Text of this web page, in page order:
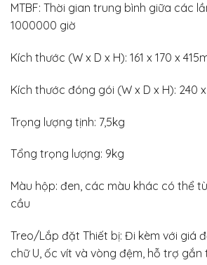
MTBF: Thời gian trung bình giữa các
1000000 giờ
Kích thước (W x D x H): 161 x 170 x
Kích thước đóng gói (W x D x H): 240
Trọng lượng tịnh: 7,5kg
Tổng trọng lượng: 9kg
Màu hộp: đen, các màu khác có thể
cầu
Treo/Lắp đặt Thiết bị: Đi kèm với giá
chữ U, ốc vít và vòng đệm, hỗ trợ gắn